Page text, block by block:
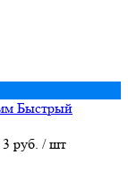
Быстрый
3 руб. / шт